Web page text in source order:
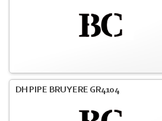
DH PIPE BRUYERE GR4104